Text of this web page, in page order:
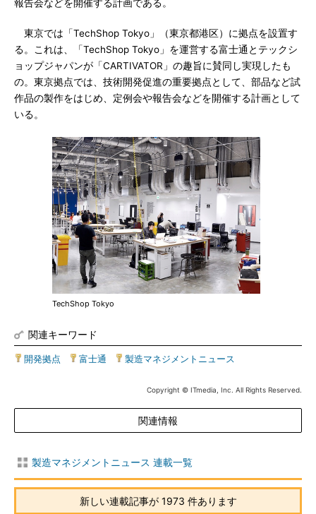
報告会などを開催する計画である。
東京では「TechShop Tokyo」（東京都港区）に拠点を設置す
る。これは、「TechShop Tokyo」を運営する富士通とテックシ
ョップジャパンが「CARTIVATOR」の趣旨に賛同し実現したも
の。東京拠点では、技術開発促進の重要拠点として、部品など試
作品の製作をはじめ、定例会や報告会などを開催する計画として
いる。
TechShop Tokyo
関連キーワード
開発拠点 富士通 製造マネジメントニュース
Copyright © ITmedia, Inc. All Rights Reserved.
関連情報
製造マネジメントニュース 連載一覧
新しい連載記事が 1973 件あります